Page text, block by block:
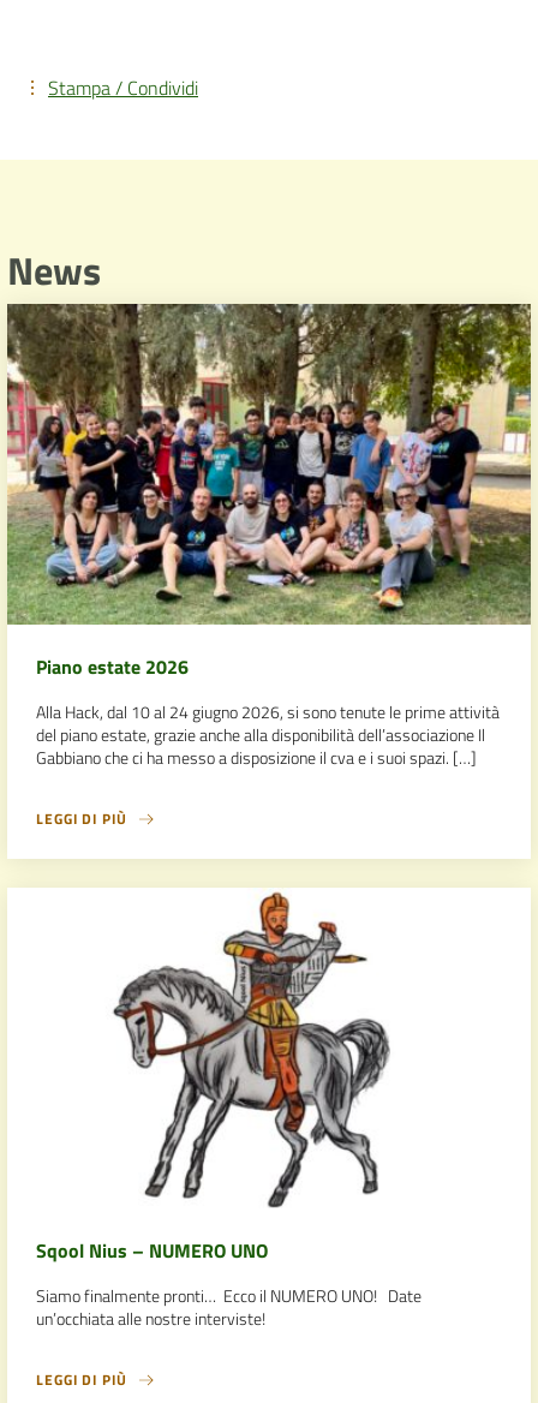
Stampa / Condividi
News
Piano estate 2026
Alla Hack, dal 10 al 24 giugno 2026, si sono tenute le prime attività
del piano estate, grazie anche alla disponibilità dell’associazione Il
Gabbiano che ci ha messo a disposizione il cva e i suoi spazi. […]
LEGGI DI PIÙ
Sqool Nius – NUMERO UNO
Siamo finalmente pronti… Ecco il NUMERO UNO! Date
un’occhiata alle nostre interviste!
LEGGI DI PIÙ